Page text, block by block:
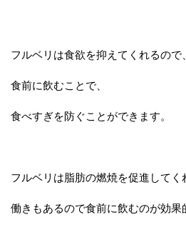
フルベリは食欲を抑えてくれるので、
食前に飲むことで、
食べすぎを防ぐことができます。
フルベリは脂肪の燃焼を促進してく
働きもあるので食前に飲むのが効果